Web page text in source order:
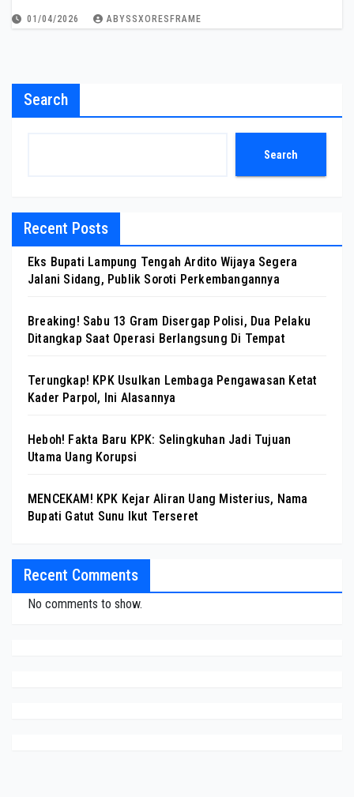
01/04/2026 ABYSSXORESFRAME
Search
Search
Recent Posts
Eks Bupati Lampung Tengah Ardito Wijaya Segera
Jalani Sidang, Publik Soroti Perkembangannya
Breaking! Sabu 13 Gram Disergap Polisi, Dua Pelaku
Ditangkap Saat Operasi Berlangsung Di Tempat
Terungkap! KPK Usulkan Lembaga Pengawasan Ketat
Kader Parpol, Ini Alasannya
Heboh! Fakta Baru KPK: Selingkuhan Jadi Tujuan
Utama Uang Korupsi
MENCEKAM! KPK Kejar Aliran Uang Misterius, Nama
Bupati Gatut Sunu Ikut Terseret
Recent Comments
No comments to show.